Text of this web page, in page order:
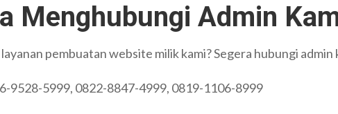
Menghubungi Admin
pembuatan website milik kami? Segera hubungi
9528-5999, 0822-8847-4999, 0819-1106-8999